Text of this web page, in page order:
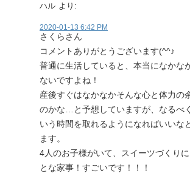
ハル より:
2020-01-13 6:42 PM
さくらさん
コメントありがとうございます(^^♪
普通に生活していると、本当になかな
ないですよね！
産後すぐはなかなかそんな心と体力の
のかな…と予想していますが、なるべ
いう時間を取れるようになればいいな
ます。
4人のお子様がいて、スイーツづくり
とな家事！すごいです！！！